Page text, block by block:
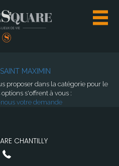
MAXIMIN
proposer dans la catégorie pour le
s'offrent à vous :
votre demande
CHANTILLY